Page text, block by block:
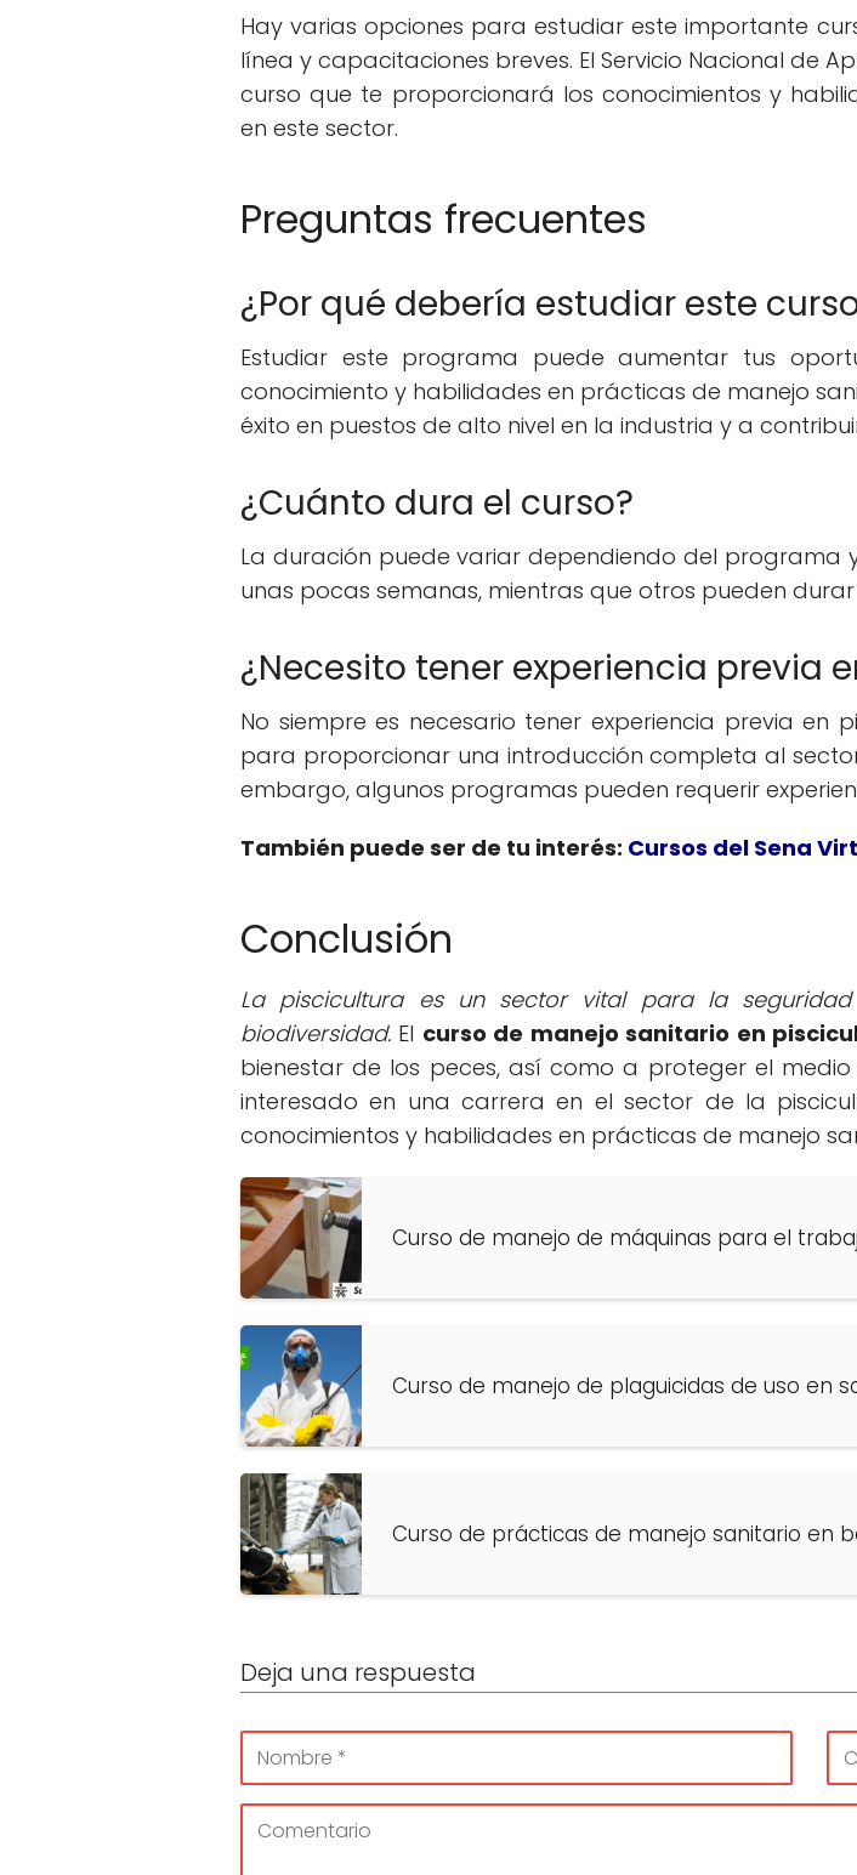
Hay varias opciones para estudiar este importante
línea y capacitaciones breves. El Servicio Nacional de
curso que te proporcionará los conocimientos y
en este sector.
Preguntas frecuentes
¿Por qué debería estudiar este
Estudiar este programa puede aumentar tus
conocimiento y habilidades en prácticas de manejo
éxito en puestos de alto nivel en la industria y a
¿Cuánto dura el curso?
La duración puede variar dependiendo del programa
unas pocas semanas, mientras que otros pueden
¿Necesito tener experiencia previa
No siempre es necesario tener experiencia previa en
para proporcionar una introducción completa al
embargo, algunos programas pueden requerir
También puede ser de tu interés: Cursos del Sena
Conclusión
La piscicultura es un sector vital para la
biodiversidad. El curso de manejo sanitario en
bienestar de los peces, así como a proteger el
interesado en una carrera en el sector de la
conocimientos y habilidades en prácticas de manejo
Curso de manejo de máquinas para el
Curso de manejo de plaguicidas de uso en
Curso de prácticas de manejo sanitario en
Deja una respuesta